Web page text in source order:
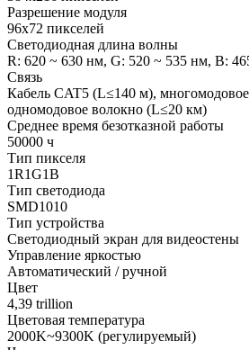
Разрешение модуля
96x72 пикселей
Светодиодная длина волны
R: 620 ~ 630 нм, G: 520 ~ 535 нм, B:
Связь
Кабель CAT5 (L≤140 м),
одномодовое волокно (L≤20 км)
Среднее время безотказной работы
50000 ч
Тип пикселя
1R1G1B
Тип светодиода
SMD1010
Тип устройства
Светодиодный экран для видеостены
Управление яркостью
Автоматический / ручной
Цвет
4,39 trillion
Цветовая температура
2000K~9300K (регулируемый)